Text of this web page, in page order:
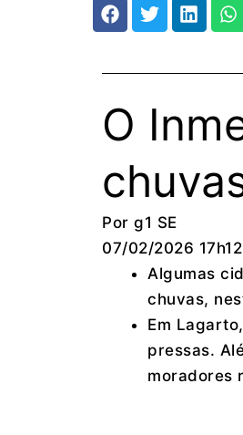
O
Por g1 SE
07/02/2026
Algumas
chuvas,
Em
pressas.
moradores